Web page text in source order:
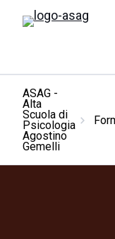
ASAG -
Alta
Scuola di
Psicologia
Agostino
Gemelli